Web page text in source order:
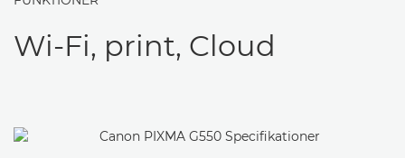
Wi-Fi, print, Cloud